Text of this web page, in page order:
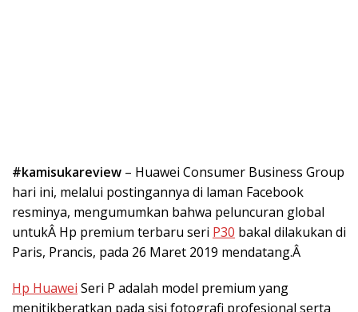
#kamisukareview – Huawei Consumer Business Group
hari ini, melalui postingannya di laman Facebook
resminya, mengumumkan bahwa peluncuran global
untukÂ Hp premium terbaru seri P30 bakal dilakukan di
Paris, Prancis, pada 26 Maret 2019 mendatang.Â
Hp Huawei Seri P adalah model premium yang
menitikberatkan pada sisi fotografi profesional serta